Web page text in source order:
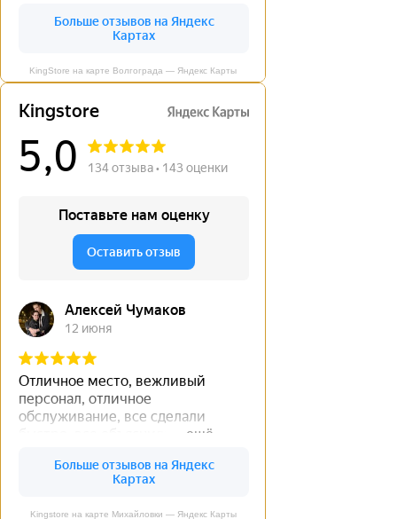
KingStore на карте Волгограда — Яндекс Карты
Kingstore на карте Михайловки — Яндекс Карты